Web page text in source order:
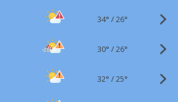
34° /26°
30° /26°
32° /25°